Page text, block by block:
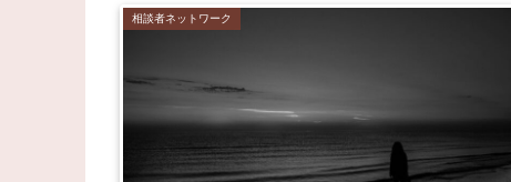
相談者ネットワーク